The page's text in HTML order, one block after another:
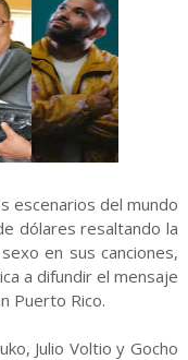
escenarios del mundo
dólares resaltando la
en sus canciones,
a difundir el mensaje
Puerto Rico.
Julio Voltio y Gocho